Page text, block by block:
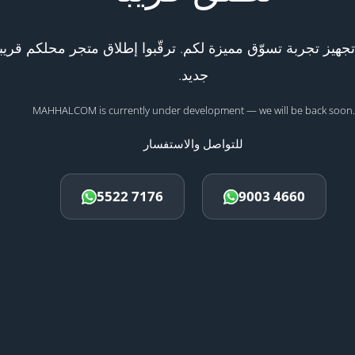
تجربة تسوّق مميزة لكم. ترقّبوا إطلاق متجر محلكم
جديد.
MAHHALCOM is currently under development — we will be back soon.
للتواصل والاستفسار
5522 7176 9003 4660